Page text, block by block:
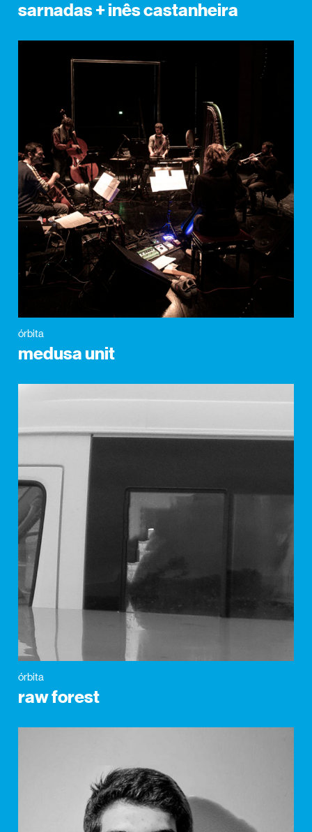
sarnadas + inês castanheira
órbita
medusa unit
órbita
raw forest